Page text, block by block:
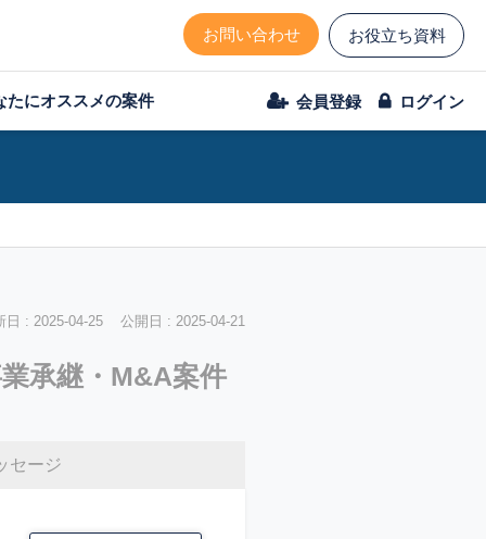
お問い合わせ お役立ち資料
たにオススメの案件 会員登録 ログイン
日 : 2025-04-25 公開日 : 2025-04-21
承継・M&A案件
セージ